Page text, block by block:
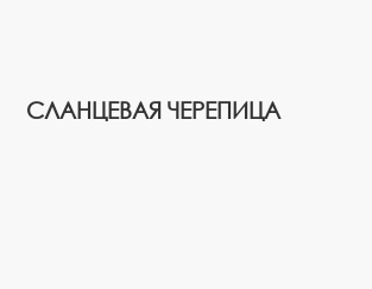
СЛАНЦЕВАЯ ЧЕРЕПИЦА